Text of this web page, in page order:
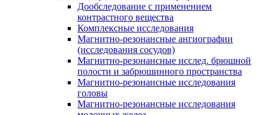
Дообследование с применением
контрастного вещества
Комплексные исследования
Магнитно-резонансные ангиографии
(исследования сосудов)
Магнитно-резонансные исслед. брюшной
полости и забрюшинного пространства
Магнитно-резонансные исследования
головы
Магнитно-резонансные исследования